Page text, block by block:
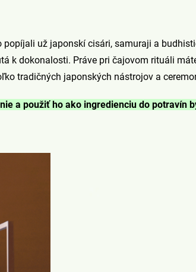
už japonskí cisári, samuraji a
k dokonalosti. Práve pri čajovom rituáli
tradičných japonských nástrojov a
a použiť ho ako ingredienciu do potravín